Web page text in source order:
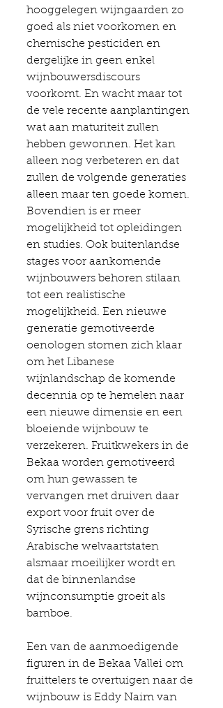
hooggelegen wijngaarden zo
goed als niet voorkomen en
chemische pesticiden en
dergelijke in geen enkel
wijnbouwersdiscours
voorkomt. En wacht maar tot
de vele recente aanplantingen
wat aan maturiteit zullen
hebben gewonnen. Het kan
alleen nog verbeteren en dat
zullen de volgende generaties
alleen maar ten goede komen.
Bovendien is er meer
mogelijkheid tot opleidingen
en studies. Ook buitenlandse
stages voor aankomende
wijnbouwers behoren stilaan
tot een realistische
mogelijkheid. Een nieuwe
generatie gemotiveerde
oenologen stomen zich klaar
om het Libanese
wijnlandschap de komende
decennia op te hemelen naar
een nieuwe dimensie en een
bloeiende wijnbouw te
verzekeren. Fruitkwekers in de
Bekaa worden gemotiveerd
om hun gewassen te
vervangen met druiven daar
export voor fruit over de
Syrische grens richting
Arabische welvaartstaten
alsmaar moeilijker wordt en
dat de binnenlandse
wijnconsumptie groeit als
bamboe.
Een van de aanmoedigende
figuren in de Bekaa Vallei om
fruittelers te overtuigen naar de
wijnbouw is Eddy Naim van